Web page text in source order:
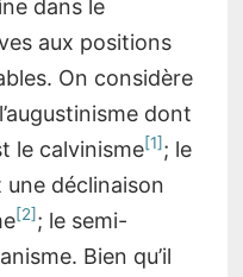
dans le
aux positions
On considère
dont
le calvinisme[1]; le
déclinaison
[2]; le semi-
Bien qu’il